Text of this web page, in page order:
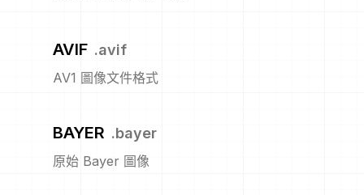
AVIF .avif
AV1 圖像文件格式
BAYER .bayer
原始 Bayer 圖像